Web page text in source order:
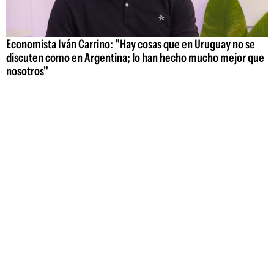
Economista Iván Carrino: "Hay cosas que en Uruguay no se
discuten como en Argentina; lo han hecho mucho mejor que
nosotros"